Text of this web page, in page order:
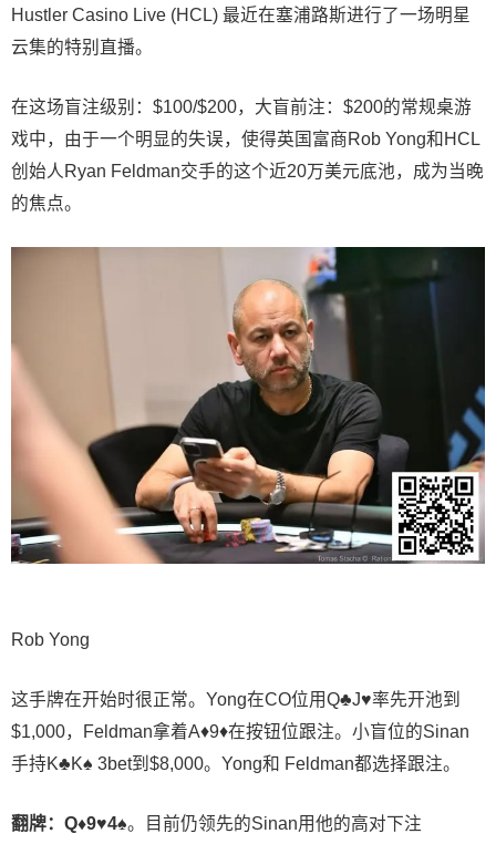
Hustler Casino Live (HCL) 最近在塞浦路斯进行了一场明星
云集的特别直播。
在这场盲注级别：$100/$200，大盲前注：$200的常规桌游
戏中，由于一个明显的失误，使得英国富商Rob Yong和HCL
创始人Ryan Feldman交手的这个近20万美元底池，成为当晚
的焦点。
Rob Yong
这手牌在开始时很正常。Yong在CO位用Q♣J♥率先开池到
$1,000，Feldman拿着A♦9♦在按钮位跟注。小盲位的Sinan
手持K♣K♠ 3bet到$8,000。Yong和 Feldman都选择跟注。
翻牌：Q♦9♥4♠。目前仍领先的Sinan用他的高对下注